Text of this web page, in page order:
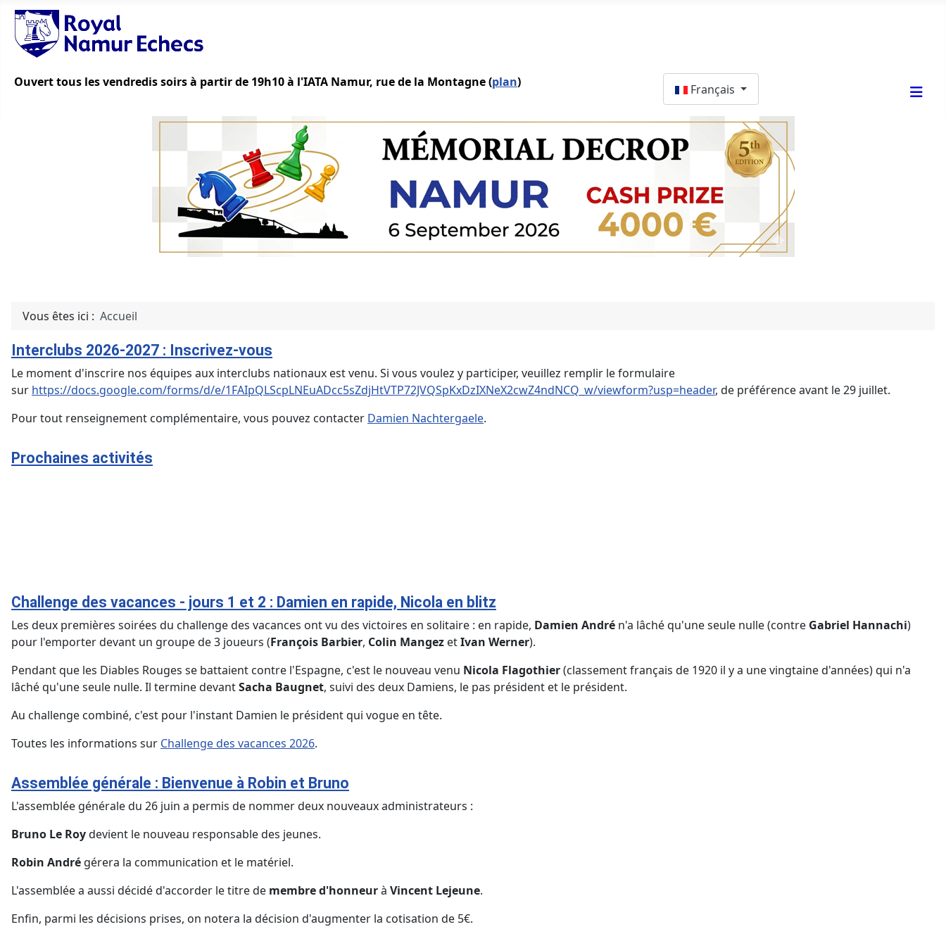
Ouvert tous les vendredis soirs à partir de 19h10 à l'IATA Namur, rue de la Montagne (plan) Français
Vous êtes ici : Accueil
Interclubs 2026-2027 : Inscrivez-vous
Le moment d'inscrire nos équipes aux interclubs nationaux est venu. Si vous voulez y participer, veuillez remplir le formulaire
sur https://docs.google.com/forms/d/e/1FAIpQLScpLNEuADcc5sZdjHtVTP72JVQSpKxDzIXNeX2cwZ4ndNCQ_w/viewform?usp=header, de préférence avant le 29 juillet.
Pour tout renseignement complémentaire, vous pouvez contacter Damien Nachtergaele.
Prochaines activités
Challenge des vacances - jours 1 et 2 : Damien en rapide, Nicola en blitz
Les deux premières soirées du challenge des vacances ont vu des victoires en solitaire : en rapide, Damien André n'a lâché qu'une seule nulle (contre Gabriel Hannachi)
pour l'emporter devant un groupe de 3 joueurs (François Barbier, Colin Mangez etIvan Werner).
Pendant que les Diables Rouges se battaient contre l'Espagne, c'est le nouveau venu Nicola Flagothier(classement français de 1920 il y a une vingtaine d'années) qui n'a
lâché qu'une seule nulle. Il termine devantSacha Baugnet, suivi des deux Damiens, le pas président et le président.
Au challenge combiné, c'est pour l'instant Damien le président qui vogue en tête.
Toutes les informations sur Challenge des vacances 2026.
Assemblée générale : Bienvenue à Robin et Bruno
L'assemblée générale du 26 juin a permis de nommer deux nouveaux administrateurs :
Bruno Le Roydevient le nouveau responsable des jeunes.
Robin André gérera la communication et le matériel.
L'assemblée a aussi décidé d'accorder le titre de membre d'honneurà Vincent Lejeune.
Enfin, parmi les décisions prises, on notera la décision d'augmenter la cotisation de 5€.